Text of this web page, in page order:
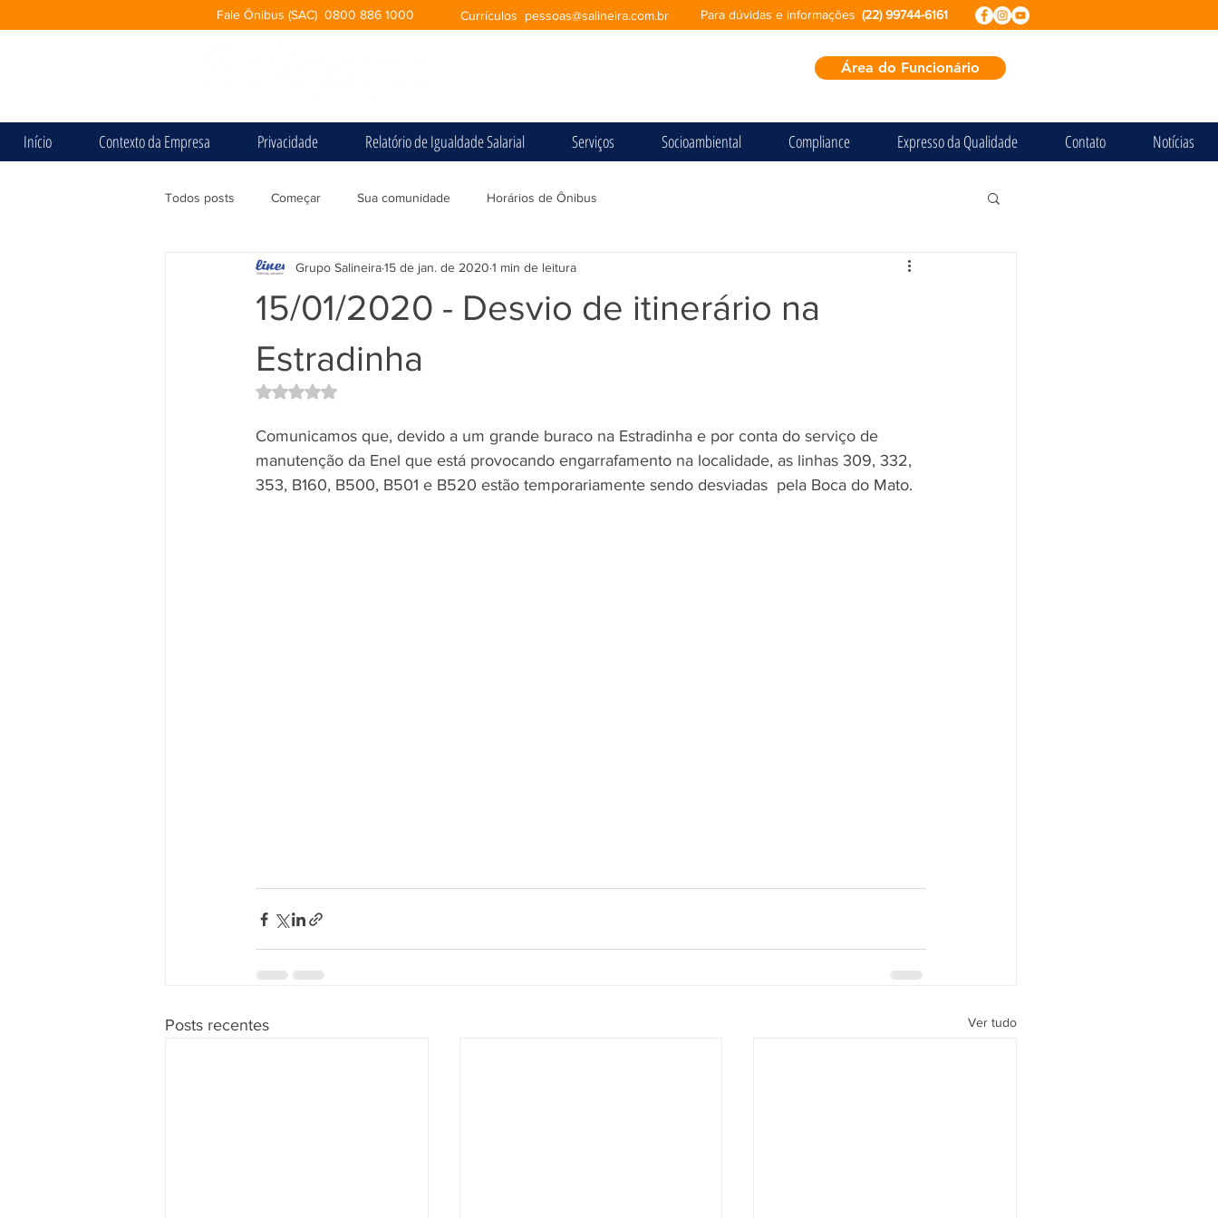
Fale Ônibus (SAC) 0800 886 1000 Currículos pessoas@salineira.com.br (22) 99744-6161
Para dúvidas e informações
Área do Funcionário
Início Contexto da Empresa Privacidade Relatório de Igualdade Salarial Serviços Socioambiental Compliance Expresso da Qualidade Contato Notícias
Todos posts Começar Sua comunidade Horários de Ônibus
15/01/2020 - Desvio de itinerário na
Estradinha
Grupo Salineira15 de jan. de 2020 1 min de leitura
Avaliado com NaN de 5 estrelas.
Comunicamos que, devido a um grande buraco na Estradinha e por conta do serviço de
manutenção da Enel que está provocando engarrafamento na localidade, as linhas 309, 332,
353, B160, B500, B501 e B520 estão temporariamente sendo desviadas  pela Boca do Mato.
Posts recentes Ver tudo